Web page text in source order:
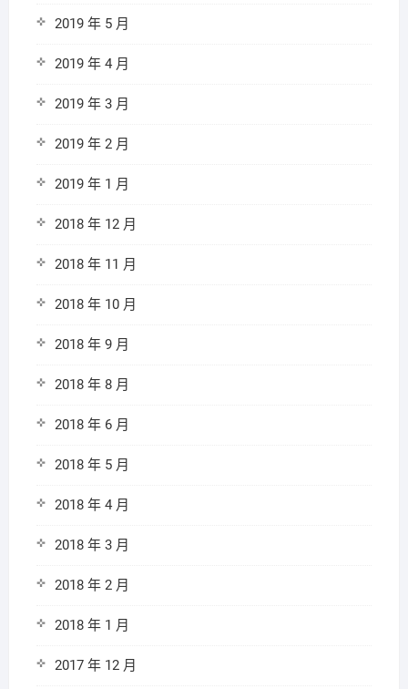
2019 年 5 月
2019 年 4 月
2019 年 3 月
2019 年 2 月
2019 年 1 月
2018 年 12 月
2018 年 11 月
2018 年 10 月
2018 年 9 月
2018 年 8 月
2018 年 6 月
2018 年 5 月
2018 年 4 月
2018 年 3 月
2018 年 2 月
2018 年 1 月
2017 年 12 月